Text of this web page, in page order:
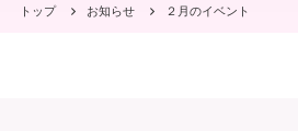
トップ お知らせ ２月のイベント